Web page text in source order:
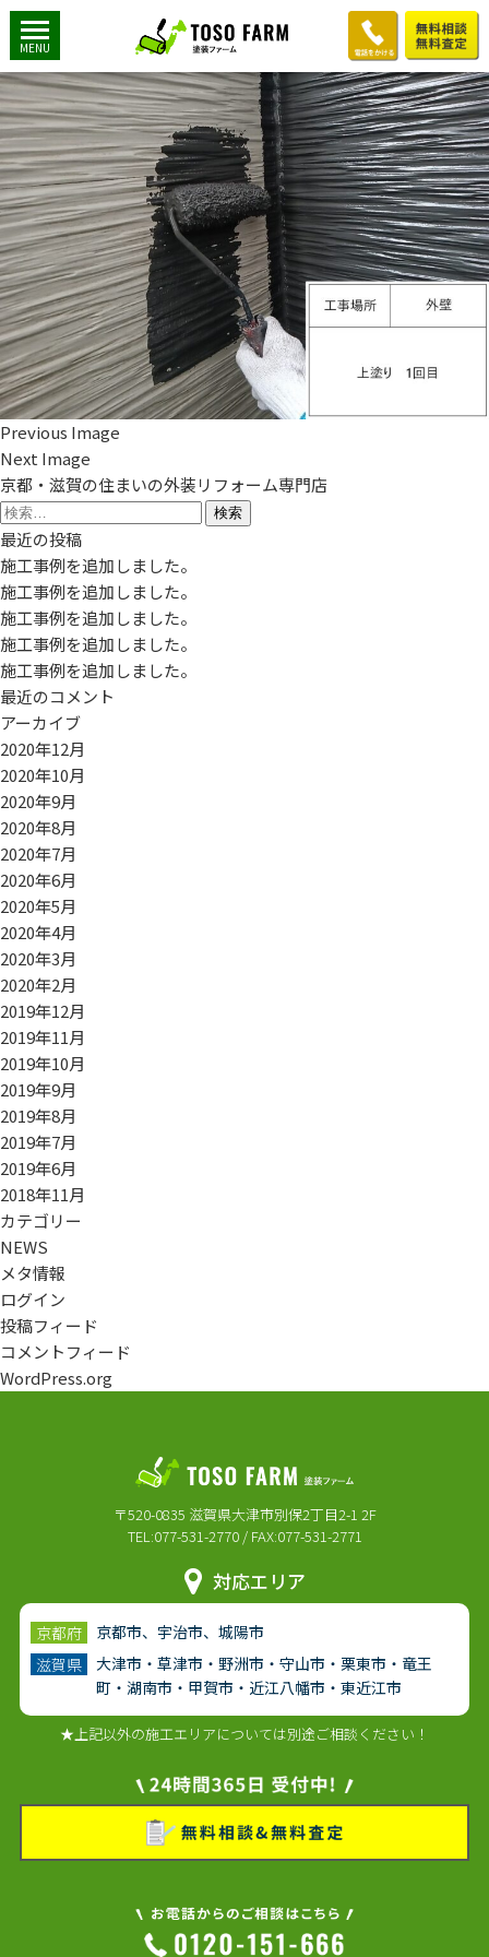
MENU
外壁-川口 (4)
2024年6月8日
1280 × 960 外壁-川口 (4)
Previous Image
Next Image
京都・滋賀の住まいの外装リフォーム専門店
検
索:
最近の投稿
施工事例を追加しました。
施工事例を追加しました。
施工事例を追加しました。
施工事例を追加しました。
施工事例を追加しました。
最近のコメント
アーカイブ
2020年12月
2020年10月
2020年9月
2020年8月
2020年7月
2020年6月
2020年5月
2020年4月
2020年3月
2020年2月
2019年12月
2019年11月
2019年10月
2019年9月
2019年8月
2019年7月
2019年6月
2018年11月
カテゴリー
NEWS
メタ情報
ログイン
投稿フィード
コメントフィード
WordPress.org
〒520-0835 滋賀県大津市別保2丁目2-1 2F
TEL:077-531-2770 / FAX:077-531-2771
対応エリア
京都府
京都市、宇治市、城陽市
滋賀県
大津市・草津市・野洲市・守山市・栗東市・竜王
町・湖南市・甲賀市・近江八幡市・東近江市
★上記以外の施工エリアについては別途ご相談ください！